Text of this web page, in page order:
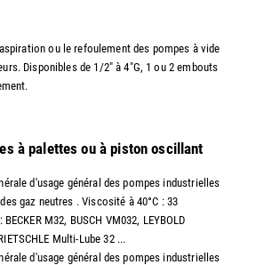
ou le refoulement des pompes à vide
Disponibles de 1/2" à 4"G, 1 ou 2 embouts
à palettes ou à piston oscillant
d'usage général des pompes industrielles
gaz neutres . Viscosité à 40°C : 33
M32, BUSCH VM032, LEYBOLD
Multi-Lube 32 ...
d'usage général des pompes industrielles